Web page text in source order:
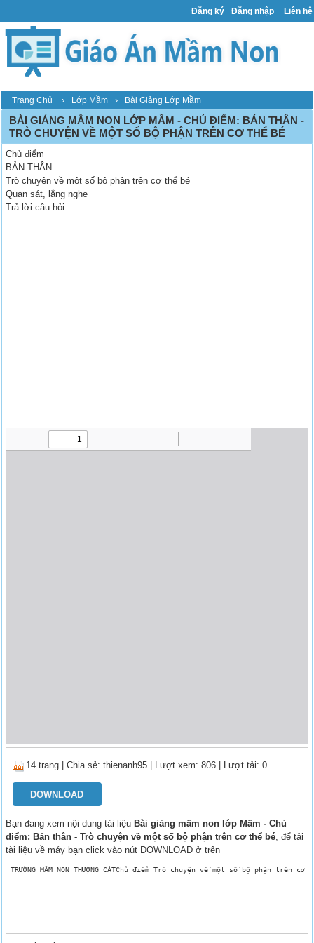
Đăng ký Đăng nhập Liên hệ
Trang Chủ › Lớp Mầm › Bài Giảng Lớp Mầm
BÀI GIẢNG MẦM NON LỚP MẦM - CHỦ ĐIỂM: BẢN THÂN -
TRÒ CHUYỆN VỀ MỘT SỐ BỘ PHẬN TRÊN CƠ THỂ BÉ
Chủ điểm
BẢN THÂN
Trò chuyện về một số bộ phận trên cơ thể bé
Quan sát, lắng nghe
Trả lời câu hỏi
14 trang |Chia sẻ:thienanh95 | Lượt xem: 806 | Lượt tải: 0
DOWNLOAD
Bạn đang xem nội dung tài liệu Bài giảng mầm non lớp Mầm - Chủ
điểm: Bản thân - Trò chuyện về một số bộ phận trên cơ thể bé, để tải
tài liệu về máy bạn click vào nút DOWNLOAD ở trên
TRƯỜNG MẦM NON THƯỢNG CÁTChủ điểm Trò chuyện về một số bộ phận trên cơ